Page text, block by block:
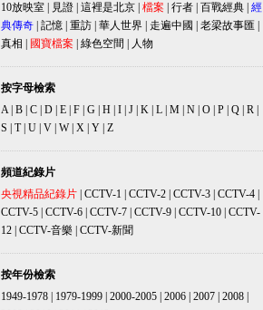
10放映室
見證 這裡是北京 檔案 行者 百戰經典 經
典傳奇 記憶 重訪 華人世界 走遍中國 老梁故事匯
真相
國寶檔案 綠色空間 人物
按字母檢索
A| B C D E F G H I J K L M N O P Q R
S
T| U V W| X Y Z
頻道紀錄片
央視精品紀錄片 CCTV-1 CCTV-2 CCTV-3 CCTV-4
CCTV-5 CCTV-6 CCTV-7 CCTV-9 CCTV-10 CCTV-
12 CCTV-音樂 CCTV-新聞
按年份檢索
1949-1978
1979-1999 2000-2005 2006 2007 2008